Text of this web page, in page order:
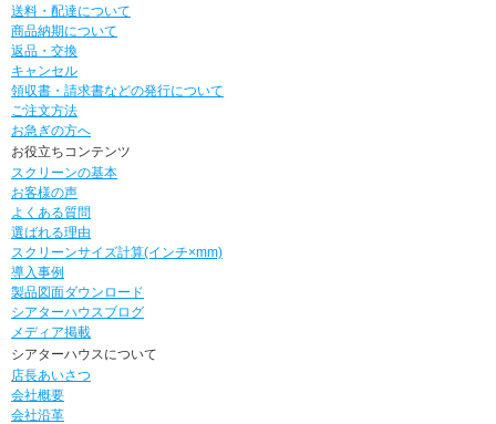
送料・配達について
商品納期について
返品・交換
キャンセル
領収書・請求書などの発行について
ご注文方法
お急ぎの方へ
お役立ちコンテンツ
スクリーンの基本
お客様の声
よくある質問
選ばれる理由
スクリーンサイズ計算(インチ×mm)
導入事例
製品図面ダウンロード
シアターハウスブログ
メディア掲載
シアターハウスについて
店長あいさつ
会社概要
会社沿革